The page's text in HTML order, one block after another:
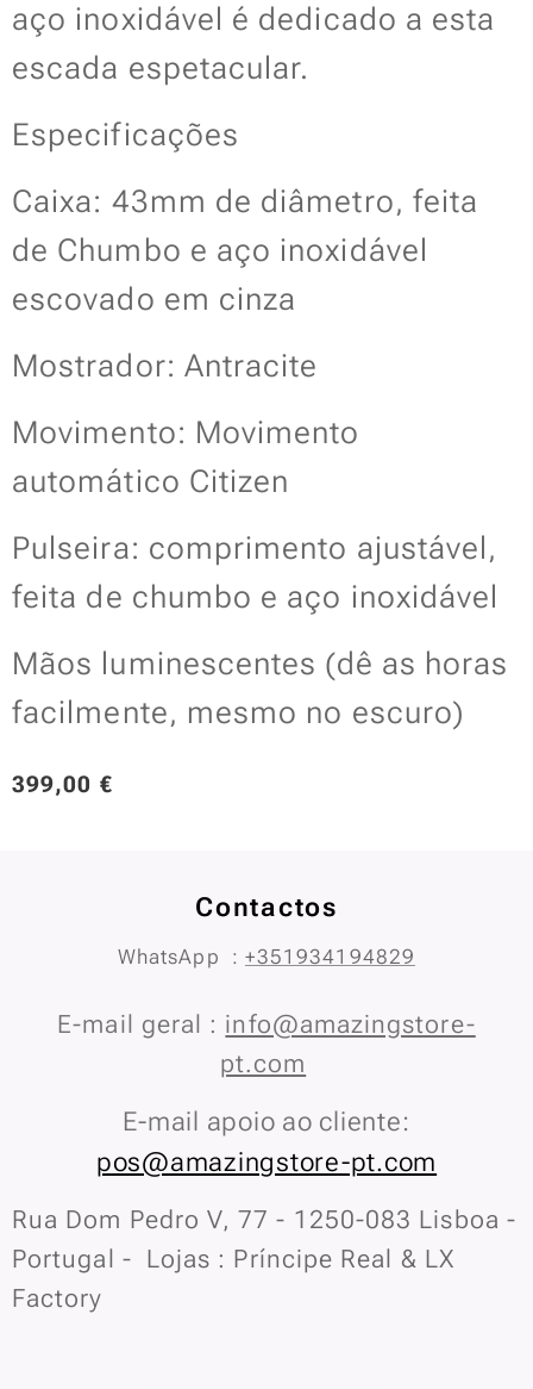
aço inoxidável é dedicado a esta
escada espetacular.
Especificações
Caixa: 43mm de diâmetro, feita
de Chumbo e aço inoxidável
escovado em cinza
Mostrador: Antracite
Movimento: Movimento
automático Citizen
Pulseira: comprimento ajustável,
feita de chumbo e aço inoxidável
Mãos luminescentes (dê as horas
facilmente, mesmo no escuro)
399,00 €
Contactos
WhatsApp : +351934194829
E-mail geral : info@amazingstore-
pt.com
E-mail apoio ao cliente:
pos@amazingstore-pt.com
Rua Dom Pedro V, 77 - 1250-083 Lisboa -
Portugal - Lojas : Príncipe Real & LX
Factory